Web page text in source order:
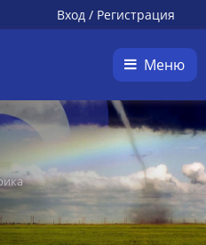
Вход / Регистрация
Меню